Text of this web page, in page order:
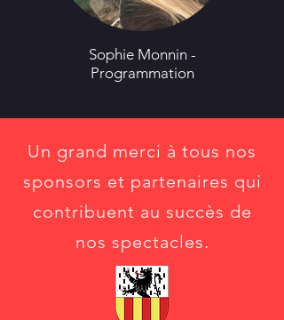
Sophie Monnin -
Programmation
Un grand merci à tous nos
sponsors et partenaires qui
contribuent au succès de
nos spectacles.